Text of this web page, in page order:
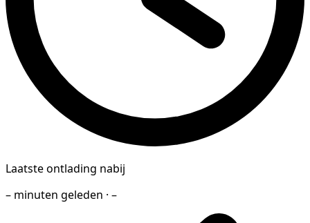
Laatste ontlading nabij
– minuten geleden · –